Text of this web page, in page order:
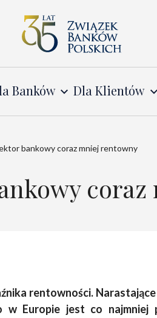
Banków Dla Klientów
bankowy coraz mniej rentowny
rentowności.
w Europie jest co